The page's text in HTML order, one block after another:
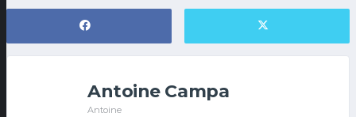
Antoine Campa
Antoine